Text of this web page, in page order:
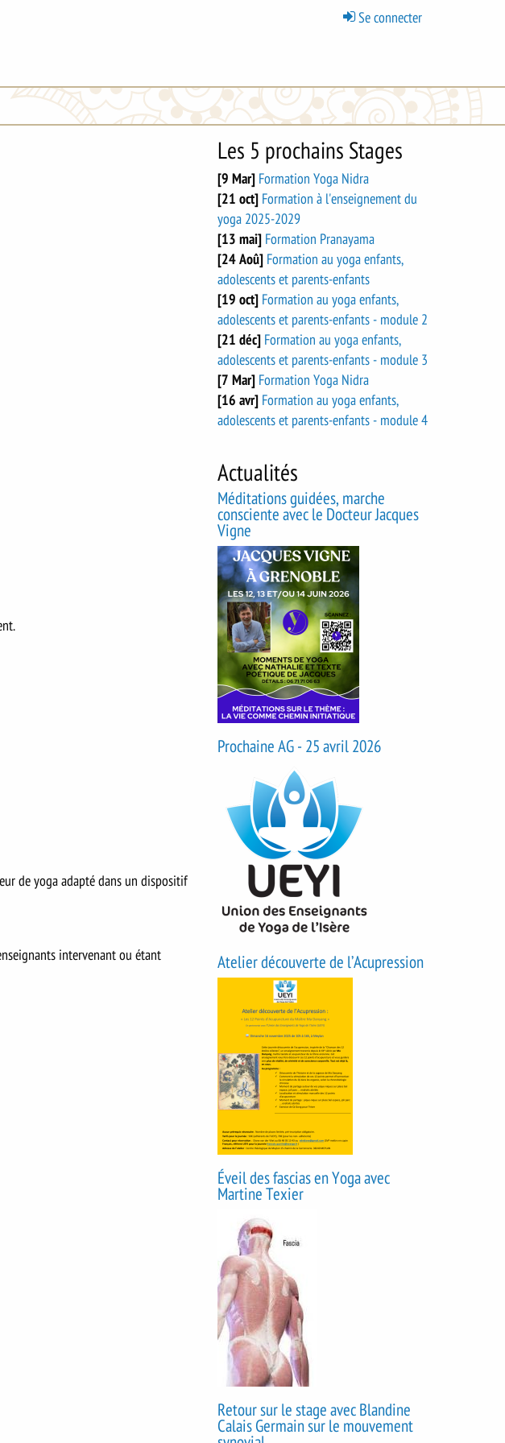
Menu
l'utilisateur
Se connecter
de yoga adapté dans un dispositif
intervenant ou étant
Les 5 prochains Stages
[9 Mar] Formation Yoga Nidra
[21 oct] Formation à l'enseignement du
yoga 2025-2029
[13 mai] Formation Pranayama
[24 Aoû] Formation au yoga enfants,
adolescents et parents-enfants
[19 oct] Formation au yoga enfants,
adolescents et parents-enfants - module 2
[21 déc] Formation au yoga enfants,
adolescents et parents-enfants - module 3
[7 Mar] Formation Yoga Nidra
[16 avr] Formation au yoga enfants,
adolescents et parents-enfants - module 4
Actualités
Méditations guidées, marche
consciente avec le Docteur Jacques
Vigne
Prochaine AG - 25 avril 2026
Atelier découverte de l’Acupression
Éveil des fascias en Yoga avec
Martine Texier
Retour sur le stage avec Blandine
Calais Germain sur le mouvement